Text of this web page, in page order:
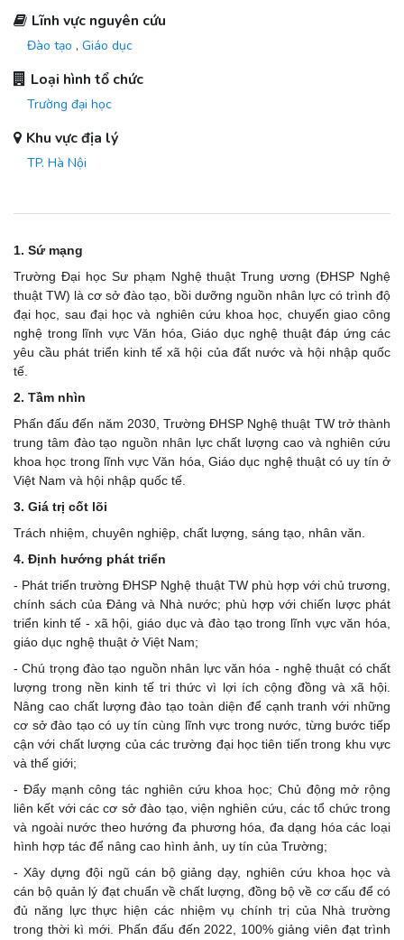
Lĩnh vực nguyên cứu
Đào tạo , Giáo dục
Loại hình tổ chức
Trường đại học
Khu vực địa lý
TP. Hà Nội
1. Sứ mạng
Trường Đại học Sư phạm Nghệ thuật Trung ương (ĐHSP Nghệ
thuật TW) là cơ sở đào tạo, bồi dưỡng nguồn nhân lực có trình độ
đại học, sau đại học và nghiên cứu khoa học, chuyển giao công
nghệ trong lĩnh vực Văn hóa, Giáo dục nghệ thuật đáp ứng các
yêu cầu phát triển kinh tế xã hội của đất nước và hội nhập quốc
tế.
2. Tầm nhìn
Phấn đấu đến năm 2030, Trường ĐHSP Nghệ thuật TW trở thành
trung tâm đào tạo nguồn nhân lực chất lượng cao và nghiên cứu
khoa học trong lĩnh vực Văn hóa, Giáo dục nghệ thuật có uy tín ở
Việt Nam và hội nhập quốc tế.
3. Giá trị cốt lõi
Trách nhiệm, chuyên nghiệp, chất lượng, sáng tạo, nhân văn.
4. Định hướng phát triển
- Phát triển trường ĐHSP Nghệ thuật TW phù hợp với chủ trương,
chính sách của Đảng và Nhà nước; phù hợp với chiến lược phát
triển kinh tế - xã hội, giáo dục và đào tạo trong lĩnh vực văn hóa,
giáo dục nghệ thuật ở Việt Nam;
- Chú trọng đào tạo nguồn nhân lực văn hóa - nghệ thuật có chất
lượng trong nền kinh tế tri thức vì lợi ích cộng đồng và xã hội.
Nâng cao chất lượng đào tạo toàn diện để cạnh tranh với những
cơ sở đào tạo có uy tín cùng lĩnh vực trong nước, từng bước tiếp
cận với chất lượng của các trường đại học tiên tiến trong khu vực
và thế giới;
- Đẩy mạnh công tác nghiên cứu khoa học; Chủ động mở rộng
liên kết với các cơ sở đào tạo, viện nghiên cứu, các tổ chức trong
và ngoài nước theo hướng đa phương hóa, đa dạng hóa các loại
hình hợp tác để nâng cao hình ảnh, uy tín của Trường;
- Xây dựng đội ngũ cán bộ giảng dạy, nghiên cứu khoa học và
cán bộ quản lý đạt chuẩn về chất lượng, đồng bộ về cơ cấu để có
đủ năng lực thực hiện các nhiệm vụ chính trị của Nhà trường
trong thời kì mới. Phấn đấu đến 2022, 100% giảng viên đạt trình